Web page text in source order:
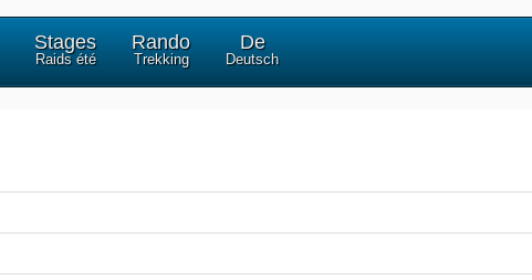
Stages
Raids été
Rando
Trekking
De
Deutsch